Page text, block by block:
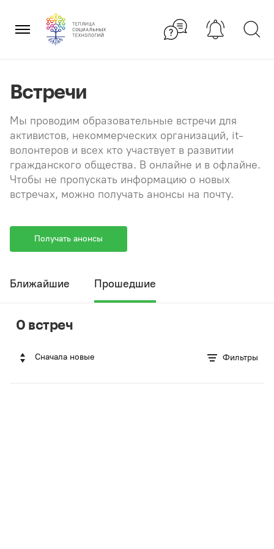
содержанию
×
Встречи
Мы проводим образовательные встречи для
активистов, некоммерческих организаций, it-
волонтеров и всех кто участвует в развитии
гражданского общества. В онлайне и в офлайне.
Чтобы не пропускать информацию о новых
встречах, можно получать анонсы на почту.
Получать анонсы
Ближайшие Прошедшие
0 встреч
Сначала новые Фильтры